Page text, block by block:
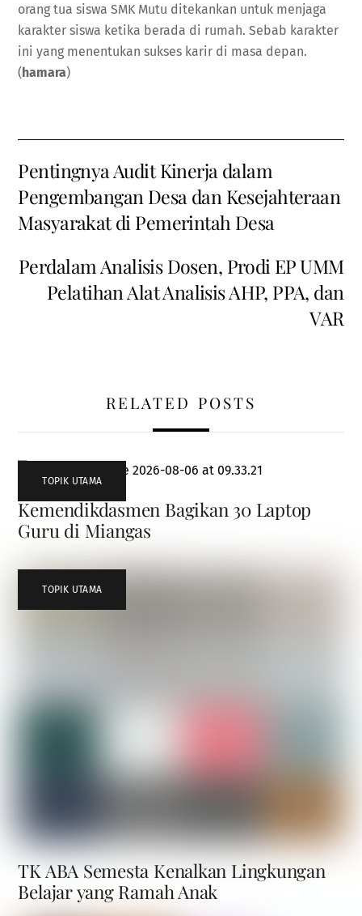
orang tua siswa SMK Mutu ditekankan untuk menjaga
karakter siswa ketika berada di rumah. Sebab karakter
ini yang menentukan sukses karir di masa depan.
(hamara)
Pentingnya Audit Kinerja dalam
Pengembangan Desa dan Kesejahteraan
Masyarakat di Pemerintah Desa
Perdalam Analisis Dosen, Prodi EP UMM
Pelatihan Alat Analisis AHP, PPA, dan
VAR
RELATED POSTS
TOPIK UTAMA
Kemendikdasmen Bagikan 30 Laptop
Guru di Miangas
TOPIK UTAMA
TK ABA Semesta Kenalkan Lingkungan
Belajar yang Ramah Anak